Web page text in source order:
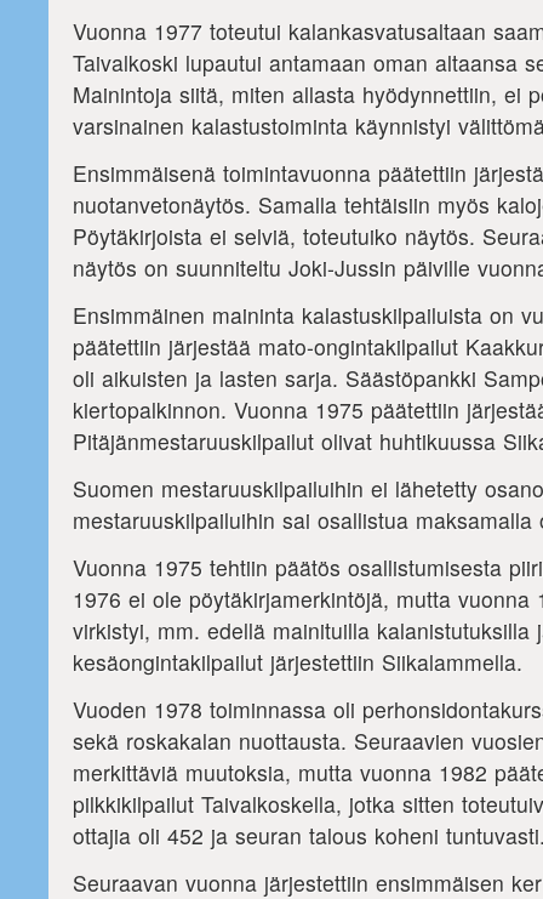
Vuonna 1977 toteutui kalankasvatusaltaan
Taivalkoski lupautui antamaan oman altaansa
Mainintoja siitä, miten allasta hyödynnettiin, ei
varsinainen kalastustoiminta käynnistyi
Ensimmäisenä toimintavuonna päätettiin
nuotanvetonäytös. Samalla tehtäisiin myös
Pöytäkirjoista ei selviä, toteutuiko näytös.
näytös on suunniteltu Joki-Jussin päiville
Ensimmäinen maininta kalastuskilpailuista on
päätettiin järjestää mato-ongintakilpailut
oli aikuisten ja lasten sarja. Säästöpankki
kiertopalkinnon. Vuonna 1975 päätettiin
Pitäjänmestaruuskilpailut olivat huhtikuussa
Suomen mestaruuskilpailuihin ei lähetetty
mestaruuskilpailuihin sai osallistua maksamalla
Vuonna 1975 tehtiin päätös osallistumisesta
1976 ei ole pöytäkirjamerkintöjä, mutta vuonna
virkistyi, mm. edellä mainituilla kalanistutuksilla
kesäongintakilpailut järjestettiin Siikalammella.
Vuoden 1978 toiminnassa oli
sekä roskakalan nuottausta. Seuraavien
merkittäviä muutoksia, mutta vuonna 1982
pilkkikilpailut Taivalkoskella, jotka sitten
ottajia oli 452 ja seuran talous koheni
Seuraavan vuonna järjestettiin ensimmäisen